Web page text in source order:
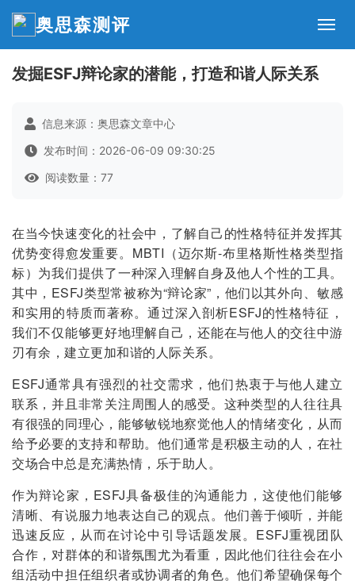
奥思森测评
发掘ESFJ辩论家的潜能，打造和谐人际关系
信息来源：奥思森文章中心
发布时间：2026-06-09 09:30:25
阅读数量：77
在当今快速变化的社会中，了解自己的性格特征并发挥其
优势变得愈发重要。MBTI（迈尔斯-布里格斯性格类型指
标）为我们提供了一种深入理解自身及他人个性的工具。
其中，ESFJ类型常被称为“辩论家”，他们以其外向、敏感
和实用的特质而著称。通过深入剖析ESFJ的性格特征，
我们不仅能够更好地理解自己，还能在与他人的交往中游
刃有余，建立更加和谐的人际关系。
ESFJ通常具有强烈的社交需求，他们热衷于与他人建立
联系，并且非常关注周围人的感受。这种类型的人往往具
有很强的同理心，能够敏锐地察觉他人的情绪变化，从而
给予必要的支持和帮助。他们通常是积极主动的人，在社
交场合中总是充满热情，乐于助人。
作为辩论家，ESFJ具备极佳的沟通能力，这使他们能够
清晰、有说服力地表达自己的观点。他们善于倾听，并能
迅速反应，从而在讨论中引导话题发展。ESFJ重视团队
合作，对群体的和谐氛围尤为看重，因此他们往往会在小
组活动中担任组织者或协调者的角色。他们希望确保每个